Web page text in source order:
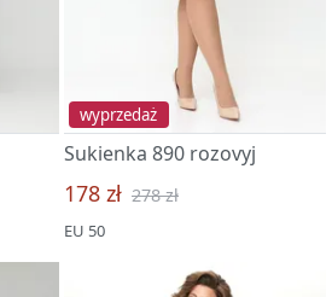
wyprzedaż
Sukienka 890 rozovyj
178 zł 278 zł
EU 50